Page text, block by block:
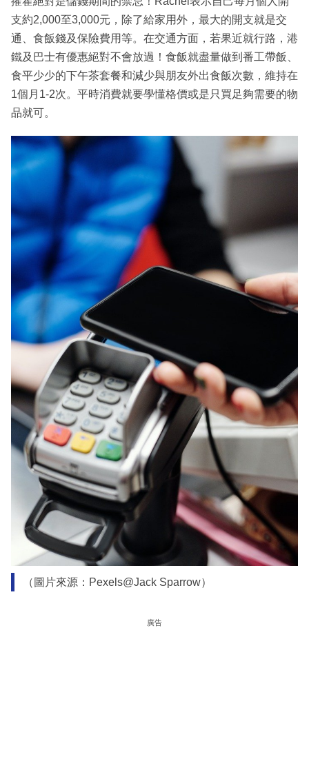
支約2,000至3,000元，除了給家用外，最大的開支就是交
通、食飯錢及保險費用等。在交通方面，若果近就行路，港
鐵及巴士有優惠絕對不會放過！食飯就盡量做到番工帶飯、
食平少少的下午茶套餐和減少與朋友外出食飯次數，維持在
1個月1-2次。平時消費就要學懂格價或是只買足夠需要的物
品就可。
（圖片來源：Pexels@Jack Sparrow）
廣告